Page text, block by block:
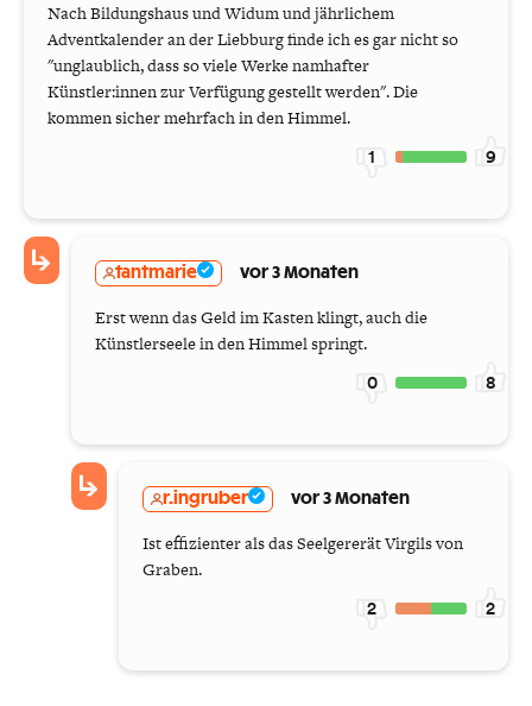
Nach Bildungshaus und Widum und jährlichem
Adventkalender an der Liebburg finde ich es gar nicht so
"unglaublich, dass so viele Werke namhafter
Künstler:innen zur Verfügung gestellt werden". Die
kommen sicher mehrfach in den Himmel.
1 9
tantmarie vor 3 Monaten
Erst wenn das Geld im Kasten klingt, auch die
Künstlerseele in den Himmel springt.
0 8
r.ingruber vor 3 Monaten
Ist effizienter als das Seelgererät Virgils von
Graben.
2 2